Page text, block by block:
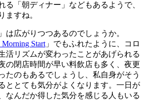
る「朝ディナー」などもあるようで、
ますね。
は広がりつつあるのでしょうか。
Morning Start」でもふれたように、コロ
活リズムが変わったことがあげられる
の閉店時間が早い料飲店も多く、夜更
たのもあるでしょうし、私自身がそう
ととても気分がよくなります。一日が
なんだか得した気分を感じる人もいる